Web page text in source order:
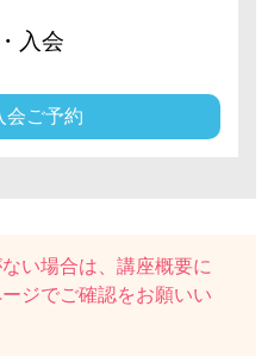
入会
会ご予約
い場合は、講座概要に
ジでご確認をお願いい